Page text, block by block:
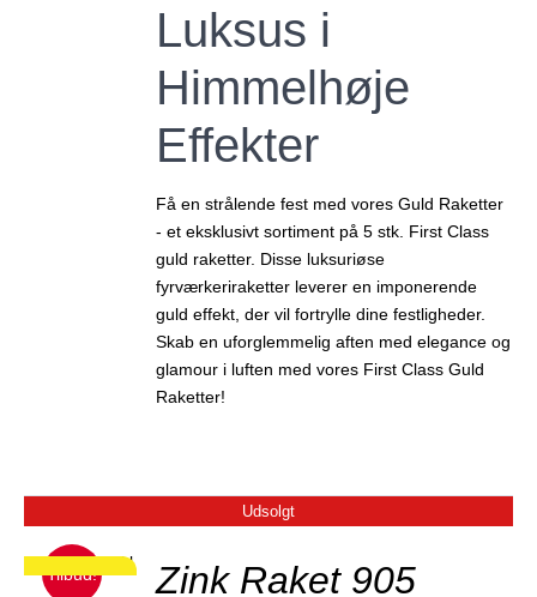
Luksus i
Himmelhøje
Effekter
Få en strålende fest med vores Guld Raketter
- et eksklusivt sortiment på 5 stk. First Class
guld raketter. Disse luksuriøse
fyrværkeriraketter leverer en imponerende
guld effekt, der vil fortrylle dine festligheder.
Skab en uforglemmelig aften med elegance og
glamour i luften med vores First Class Guld
Raketter!
Udsolgt
Tilbud! Zink Raket 905